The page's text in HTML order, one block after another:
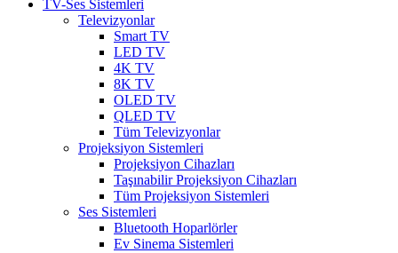
TV-Ses Sistemleri
Televizyonlar
Smart TV
LED TV
4K TV
8K TV
OLED TV
QLED TV
Tüm Televizyonlar
Projeksiyon Sistemleri
Projeksiyon Cihazları
Taşınabilir Projeksiyon Cihazları
Tüm Projeksiyon Sistemleri
Ses Sistemleri
Bluetooth Hoparlörler
Ev Sinema Sistemleri